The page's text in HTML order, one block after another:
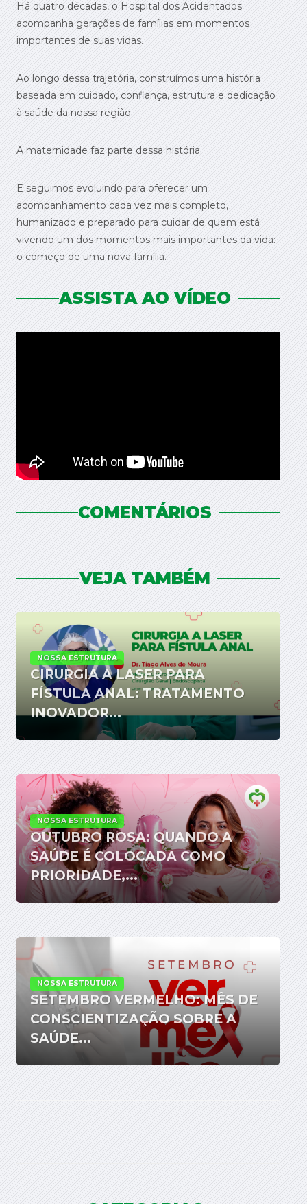
Há quatro décadas, o Hospital dos Acidentados
acompanha gerações de famílias em momentos
importantes de suas vidas.
Ao longo dessa trajetória, construímos uma história
baseada em cuidado, confiança, estrutura e dedicação
à saúde da nossa região.
A maternidade faz parte dessa história.
E seguimos evoluindo para oferecer um
acompanhamento cada vez mais completo,
humanizado e preparado para cuidar de quem está
vivendo um dos momentos mais importantes da vida:
o começo de uma nova família.
ASSISTA AO VÍDEO
COMENTÁRIOS
VEJA TAMBÉM
NOSSA ESTRUTURA
CIRURGIA A LASER PARA
FÍSTULA ANAL: TRATAMENTO
INOVADOR...
NOSSA ESTRUTURA
OUTUBRO ROSA: QUANDO A
SAÚDE É COLOCADA COMO
PRIORIDADE,...
NOSSA ESTRUTURA
SETEMBRO VERMELHO: MÊS DE
CONSCIENTIZAÇÃO SOBRE A
SAÚDE...